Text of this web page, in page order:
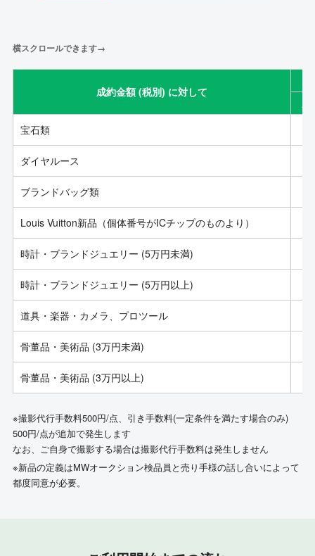
横スクロールできます→
成約金額 (税別) に対して
宝石類
ダイヤルース
ブランドバッグ類
Louis Vuitton新品（個体番号がICチップのものより）
時計・ブランドジュエリー (5万円未満)
時計・ブランドジュエリー (5万円以上)
道具・楽器・カメラ、プロツール
骨董品・美術品 (3万円未満)
骨董品・美術品 (3万円以上)
※撮影代行手数料500円/点、引き手数料(一定条件を満たす場合のみ)
500円/点が追加で発生します
なお、ご自身で撮影する場合は撮影代行手数料は発生しません
※新品の定義はMWオークション検品員と売り手様の話し合いによって
都度同意が必要。